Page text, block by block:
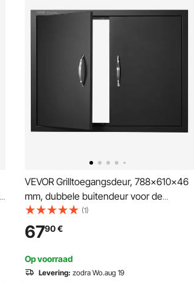
VEVOR Grilltoegangsdeur, 788x610x46
mm, dubbele buitendeur voor de
keuken, vlak gemonteerde
koelplaatdeur, verticale wanddeur met
handgrepen, voor grill-eilandgrillstation
(roestvrij staal + oliegespoten product)
(1)
6790€
Op voorraad
Levering: zodra Wo.aug 19